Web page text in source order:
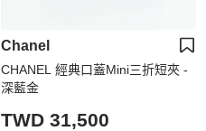
Chanel
CHANEL 經典口蓋Mini三折短夾 -
深藍金
TWD 31,500